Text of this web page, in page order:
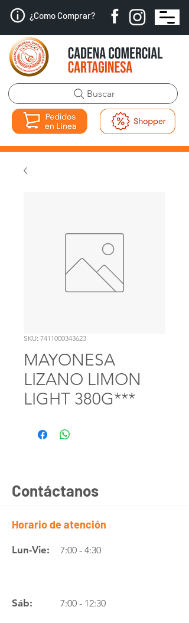
¿Como Comprar?
Buscar
SKU: 7411000343623
MAYONESA
LIZANO LIMON
LIGHT 380G***
Contáctanos
Horario de atención
Lun-Vie: 7:00 - 4:30
Sáb: 7:00 - 12:30